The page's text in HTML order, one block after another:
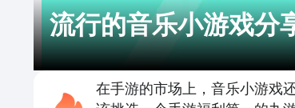
流行的音乐小游戏分
在手游的市场上，音乐小游戏